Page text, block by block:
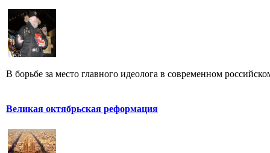
В борьбе за место главного идеолога в современном
Великая октябрьская реформация